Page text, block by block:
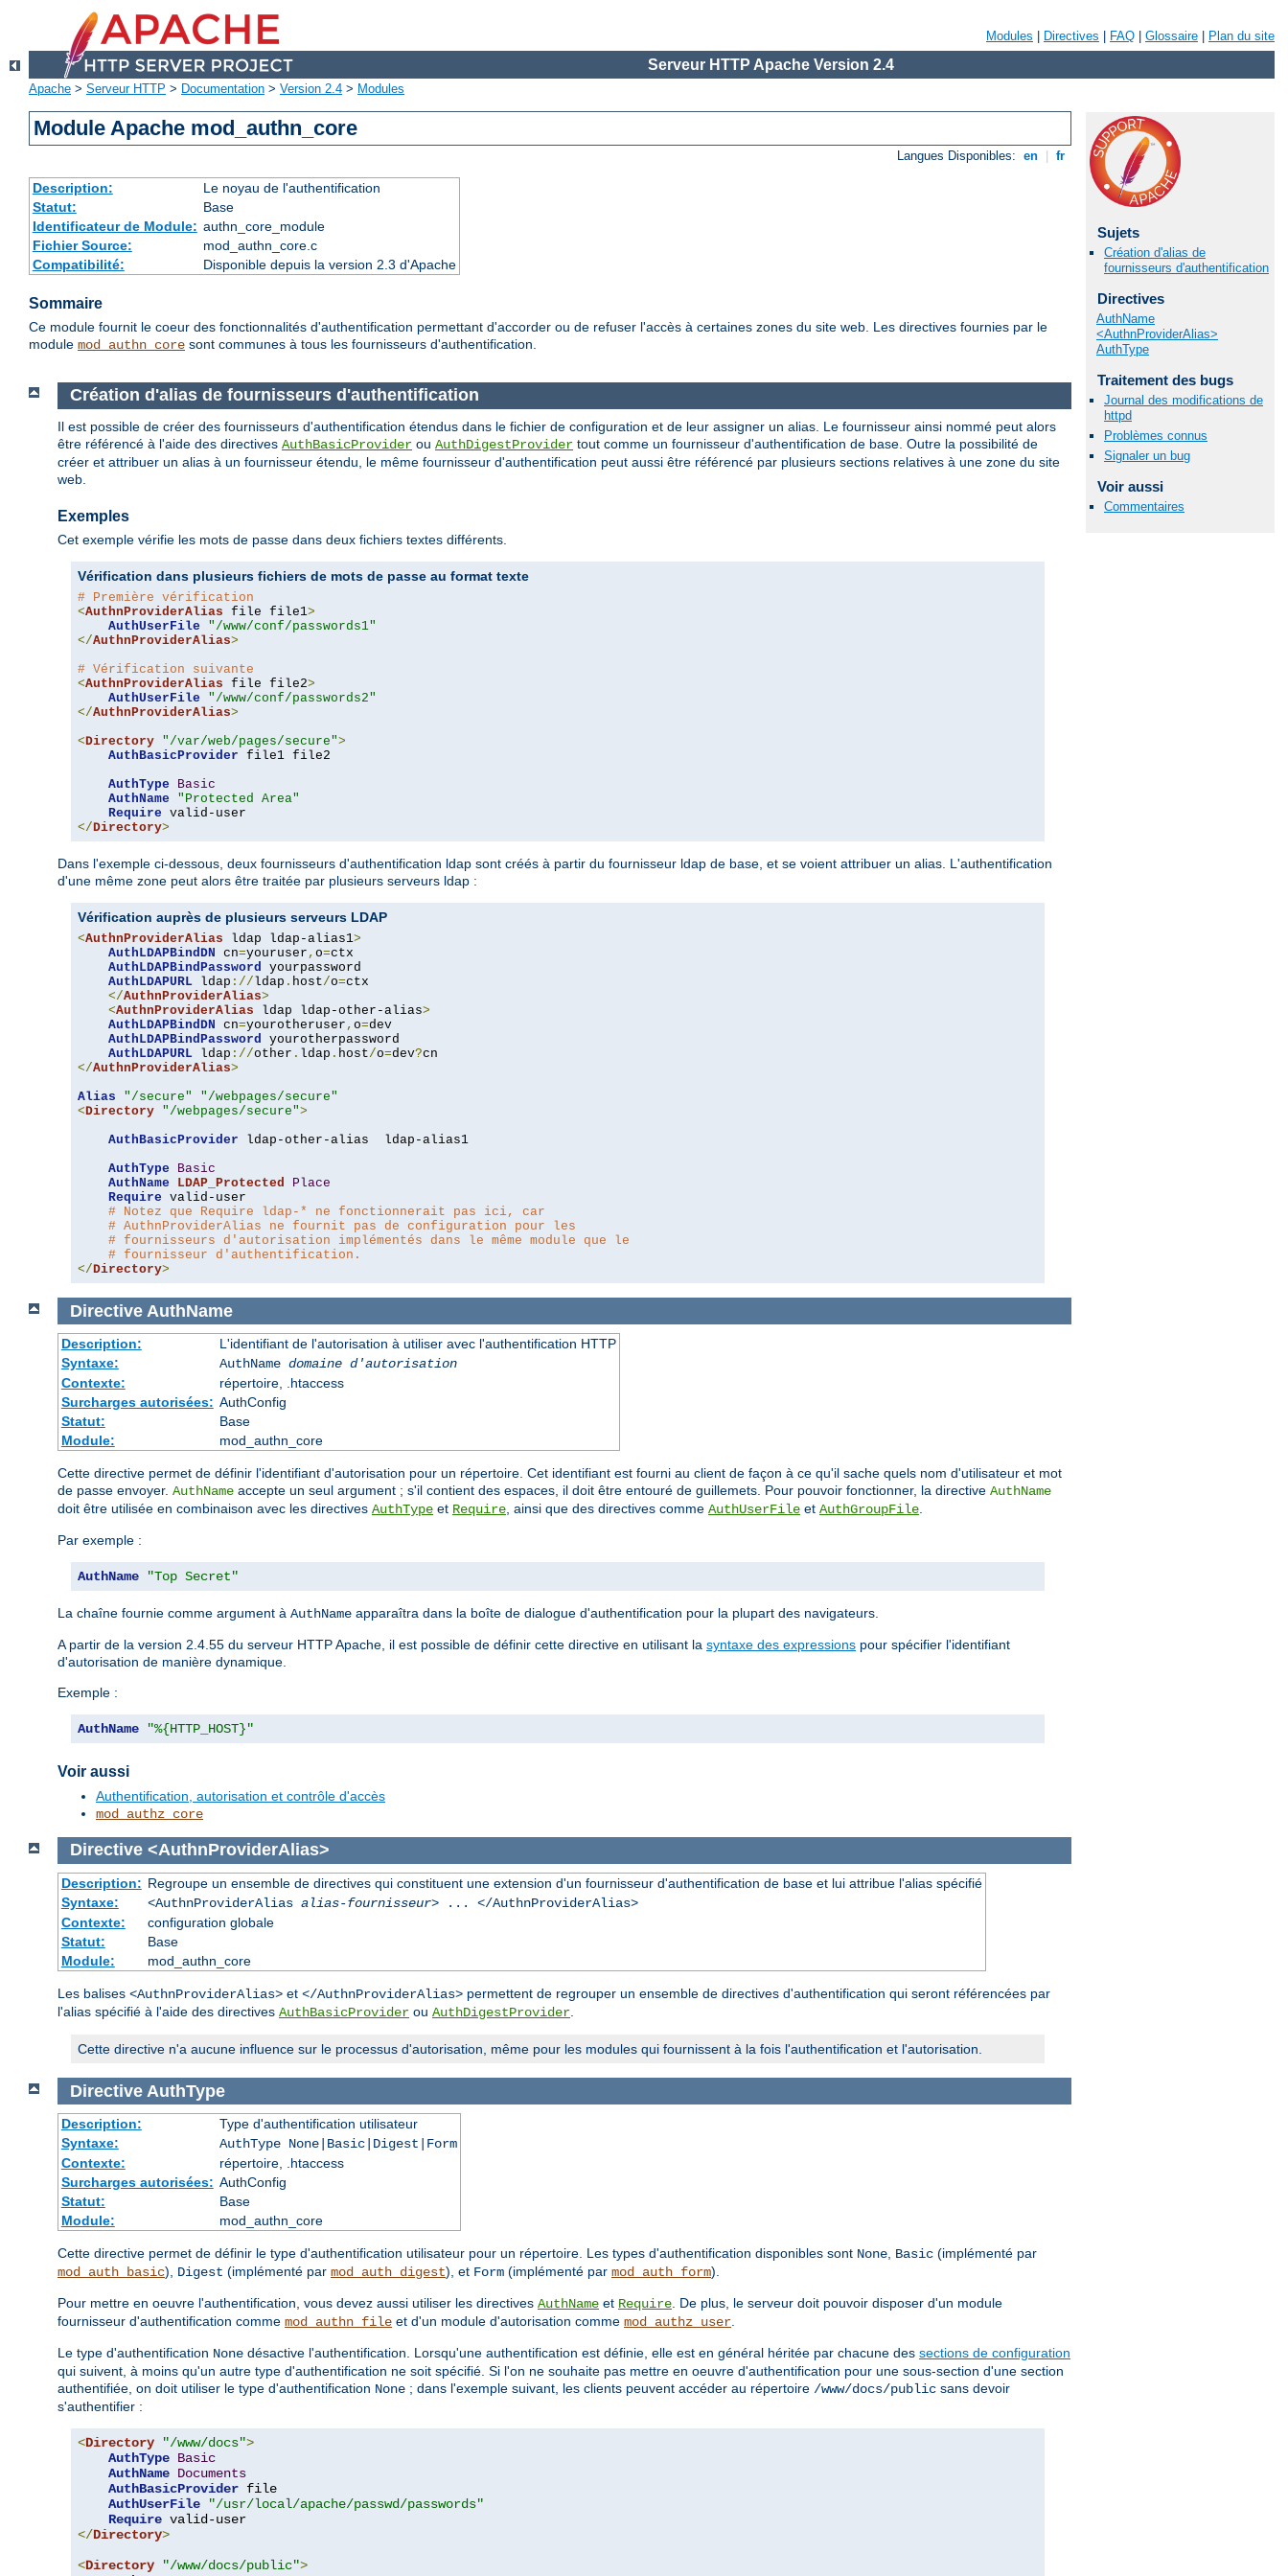
Modules Directives FAQ Glossaire Plan du site
Serveur HTTP Apache Version 2.4
Apache > Serveur HTTP > Documentation > Version 2.4 > Modules
Module Apache mod_authn_core
Langues Disponibles: en fr
Description:
Le noyau de l'authentification
Statut:
Base
Identificateur de Module: authn_core_module
Fichier Source:
mod_authn_core.c
Compatibilité:
Disponible depuis la version 2.3 d'Apache
Sommaire
Ce module fournit le coeur des fonctionnalités d'authentification permettant d'accorder ou de refuser l'accès à certaines zones du site web. Les directives fournies par le
module mod_authn_core sont communes à tous les fournisseurs d'authentification.
Sujets
Création d'alias de
fournisseurs d'authentification
Directives
AuthName
<AuthnProviderAlias>
AuthType
Traitement des bugs
Journal des modifications de
httpd
Problèmes connus
Signaler un bug
Voir aussi
Commentaires
Création d'alias de fournisseurs d'authentification
Il est possible de créer des fournisseurs d'authentification étendus dans le fichier de configuration et de leur assigner un alias. Le fournisseur ainsi nommé peut alors
être référencé à l'aide des directives AuthBasicProvider ou AuthDigestProvider tout comme un fournisseur d'authentification de base. Outre la possibilité de
créer et attribuer un alias à un fournisseur étendu, le même fournisseur d'authentification peut aussi être référencé par plusieurs sections relatives à une zone du site
web.
Exemples
Cet exemple vérifie les mots de passe dans deux fichiers textes différents.
Vérification dans plusieurs fichiers de mots de passe au format texte
# Première vérification
<AuthnProviderAlias file file1>
AuthUserFile
"/www/conf/passwords1"
</AuthnProviderAlias>
# Vérification suivante
<AuthnProviderAlias file file2>
AuthUserFile
"/www/conf/passwords2"
</AuthnProviderAlias>
<Directory "/var/web/pages/secure">
AuthBasicProvider file1 file2
AuthType
Basic
AuthName
"Protected Area"
Require
</Directory>
Dans l'exemple ci-dessous, deux fournisseurs d'authentification ldap sont créés à partir du fournisseur ldap de base, et se voient attribuer un alias. L'authentification
d'une même zone peut alors être traitée par plusieurs serveurs ldap :
Vérification auprès de plusieurs serveurs LDAP
<AuthnProviderAlias ldap ldap-alias1>
AuthLDAPBindDN cn=youruser , o=ctx
AuthLDAPBindPassword yourpassword
AuthLDAPURL ldap ://ldap . host/o=ctx
</AuthnProviderAlias>
<AuthnProviderAlias ldap ldap-other-alias>
AuthLDAPBindDN cn=yourotheruser , o=dev
AuthLDAPBindPassword yourotherpassword
AuthLDAPURL ldap ://other . ldap . host/o=dev?
</AuthnProviderAlias>
Alias
"/secure"
"/webpages/secure"
<Directory "/webpages/secure">
AuthBasicProvider ldap-other-alias  ldap-alias1
AuthType
Basic
AuthName
LDAP_Protected
Place
Require valid-user
# Notez que Require ldap-* ne fonctionnerait pas ici, car
# AuthnProviderAlias ne fournit pas de configuration pour les
# fournisseurs d'autorisation implémentés dans le même module que le
# fournisseur d'authentification.
</Directory>
Directive AuthName
Description:
L'identifiant de l'autorisation à utiliser avec l'authentification HTTP
Syntaxe:
AuthName domaine d'autorisation
Contexte:
répertoire, .htaccess
Surcharges autorisées: AuthConfig
Statut:
Base
Module:
mod_authn_core
Cette directive permet de définir l'identifiant d'autorisation pour un répertoire. Cet identifiant est fourni au client de façon à ce qu'il sache quels nom d'utilisateur et mot
de passe envoyer. AuthName accepte un seul argument ; s'il contient des espaces, il doit être entouré de guillemets. Pour pouvoir fonctionner, la directive AuthName
doit être utilisée en combinaison avec les directives AuthType et Require, ainsi que des directives comme AuthUserFile et AuthGroupFile.
Par exemple :
AuthName "Top Secret"
La chaîne fournie comme argument à AuthName apparaîtra dans la boîte de dialogue d'authentification pour la plupart des navigateurs.
A partir de la version 2.4.55 du serveur HTTP Apache, il est possible de définir cette directive en utilisant la syntaxe des expressions pour spécifier l'identifiant
d'autorisation de manière dynamique.
Exemple :
AuthName "%{HTTP_HOST}"
Voir aussi
Authentification, autorisation et contrôle d'accès
mod_authz_core
Directive <AuthnProviderAlias>
Description: Regroupe un ensemble de directives qui constituent une extension d'un fournisseur d'authentification de base et lui attribue l'alias spécifié
Syntaxe:
<AuthnProviderAlias alias-fournisseur> ... </AuthnProviderAlias>
Contexte:
configuration globale
Statut:
Base
Module:
mod_authn_core
Les balises <AuthnProviderAlias> et </AuthnProviderAlias> permettent de regrouper un ensemble de directives d'authentification qui seront référencées par
l'alias spécifié à l'aide des directives AuthBasicProvider ou AuthDigestProvider
Cette directive n'a aucune influence sur le processus d'autorisation, même pour les modules qui fournissent à la fois l'authentification et l'autorisation.
Directive AuthType
Description:
Type d'authentification utilisateur
Syntaxe:
AuthType None|Basic|Digest|Form
Contexte:
répertoire, .htaccess
Surcharges autorisées: AuthConfig
Statut:
Base
Module:
mod_authn_core
Cette directive permet de définir le type d'authentification utilisateur pour un répertoire. Les types d'authentification disponibles sont None, Basic (implémenté par
mod_auth_basic), Digest (implémenté par mod_auth_digest), et Form (implémenté par mod_auth_form).
Pour mettre en oeuvre l'authentification, vous devez aussi utiliser les directives AuthName et Require. De plus, le serveur doit pouvoir disposer d'un module
fournisseur d'authentification comme mod_authn_file et d'un module d'autorisation comme mod_authz_user.
Le type d'authentification None désactive l'authentification. Lorsqu'une authentification est définie, elle est en général héritée par chacune des sections de configuration
qui suivent, à moins qu'un autre type d'authentification ne soit spécifié. Si l'on ne souhaite pas mettre en oeuvre d'authentification pour une sous-section d'une section
authentifiée, on doit utiliser le type d'authentification None ; dans l'exemple suivant, les clients peuvent accéder au répertoire /www/docs/public sans devoir
s'authentifier :
<Directory "/www/docs">
AuthType Basic
AuthName Documents
AuthBasicProvider file
AuthUserFile
"/usr/local/apache/passwd/passwords"
Require
</Directory>
<Directory "/www/docs/public">